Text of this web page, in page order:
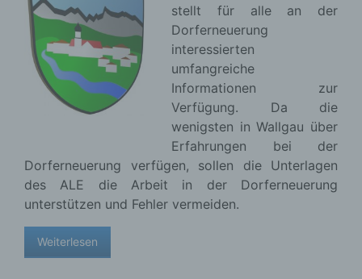
stellt für alle an der
Dorferneuerung
interessierten
umfangreiche
Informationen zur
Verfügung. Da die
wenigsten in Wallgau über
Erfahrungen bei der
Dorferneuerung verfügen, sollen die Unterlagen
des ALE die Arbeit in der Dorferneuerung
unterstützen und Fehler vermeiden.
Weiterlesen